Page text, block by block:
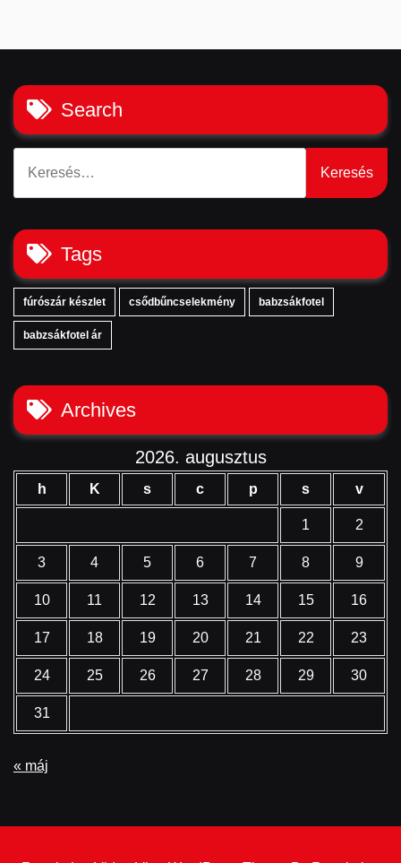
Search
Tags
fúrószár készlet csődbűncselekmény babzsákfotel
babzsákfotel ár
Archives
2026. augusztus
h K s c p s v
1 2
3 4 5 6 7 8 9
10 11 12 13 14 15 16
17 18 19 20 21 22 23
24 25 26 27 28 29 30
31
« máj